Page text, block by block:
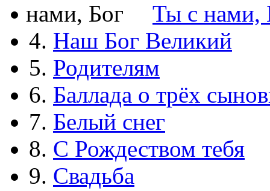
Ты с нами,
4. Наш Бог Великий
5. Родителям
6. Баллада о трёх
7. Белый снег
8. С Рождеством тебя
9. Свадьба